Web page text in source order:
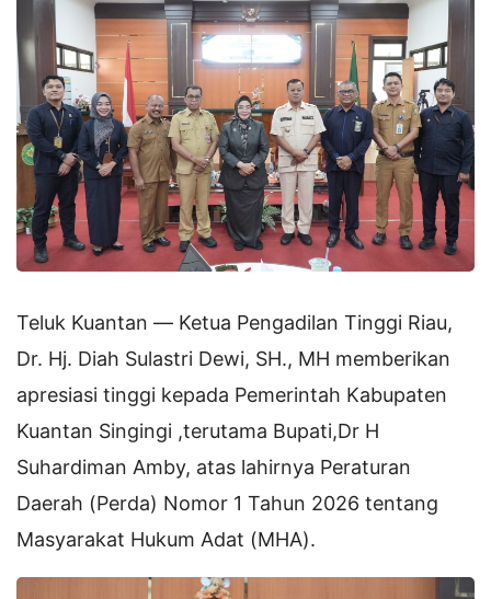
Teluk Kuantan — Ketua Pengadilan Tinggi Riau,
Dr. Hj. Diah Sulastri Dewi, SH., MH memberikan
apresiasi tinggi kepada Pemerintah Kabupaten
Kuantan Singingi ,terutama Bupati,Dr H
Suhardiman Amby, atas lahirnya Peraturan
Daerah (Perda) Nomor 1 Tahun 2026 tentang
Masyarakat Hukum Adat (MHA).